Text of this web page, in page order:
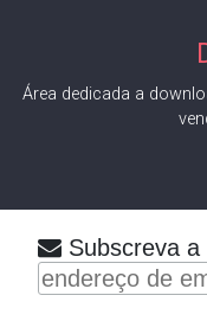
Área dedicada a
Subscreva